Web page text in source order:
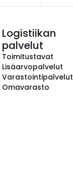
Logistiikan
palvelut
Toimitustavat
Lisäarvopalvelut
Varastointipalvelut
Omavarasto